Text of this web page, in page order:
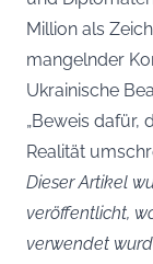
Million als
mangelnder
Ukrainische
„Beweis dafür,
Realität
Dieser Artikel
veröffentlicht,
verwendet